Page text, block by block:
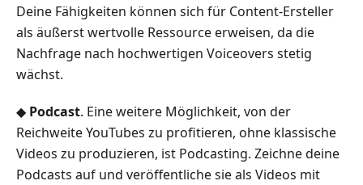
Deine Fähigkeiten können sich für Content-Ersteller
als äußerst wertvolle Ressource erweisen, da die
Nachfrage nach hochwertigen Voiceovers stetig
wächst.
◆ Podcast. Eine weitere Möglichkeit, von der
Reichweite YouTubes zu profitieren, ohne klassische
Videos zu produzieren, ist Podcasting. Zeichne deine
Podcasts auf und veröffentliche sie als Videos mit